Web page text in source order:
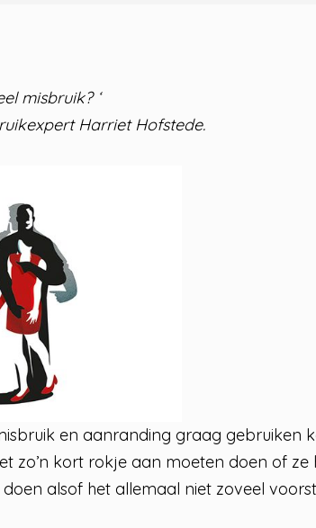
misbruik? ‘
Harriet Hofstede.
en aanranding graag gebruiken
zo’n kort rokje aan moeten doen of ze
alsof het allemaal niet zoveel